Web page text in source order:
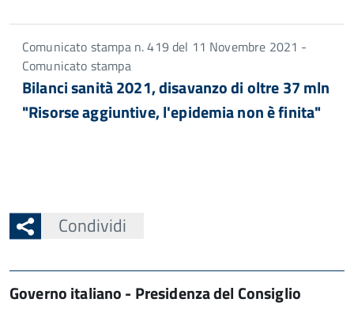
Comunicato stampa n. 419 del 11 Novembre 2021 -
Comunicato stampa
Bilanci sanità 2021, disavanzo di oltre 37 mln
"Risorse aggiuntive, l'epidemia non è finita"
Condividi
Governo italiano - Presidenza del Consiglio